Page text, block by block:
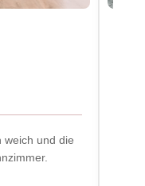
weich und die